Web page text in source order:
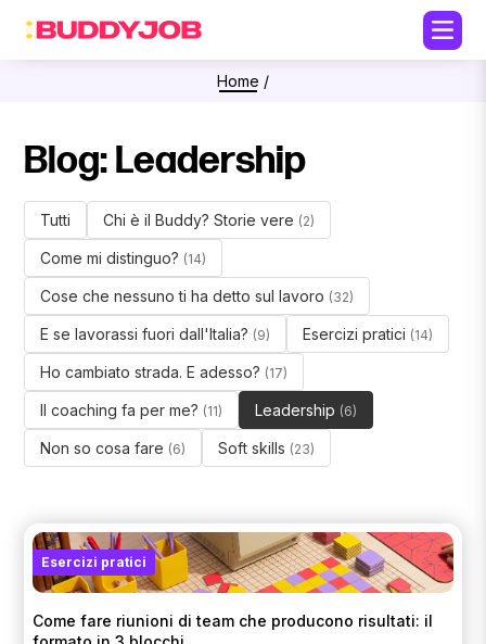
Home /
Blog: Leadership
Tutti Chi è il Buddy? Storie vere (2)
Come mi distinguo? (14)
Cose che nessuno ti ha detto sul lavoro (32)
E se lavorassi fuori dall'Italia? (9) Esercizi pratici (14)
Ho cambiato strada. E adesso? (17)
Il coaching fa per me? (11) Leadership (6)
Non so cosa fare (6) Soft skills (23)
Esercizi pratici
Come fare riunioni di team che producono risultati: il